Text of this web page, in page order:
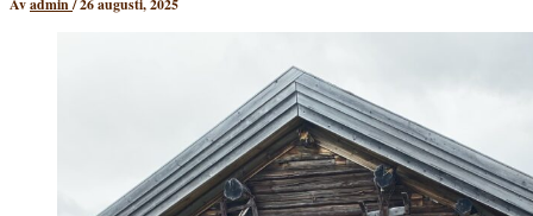
Avadmin/26 augusti, 2025